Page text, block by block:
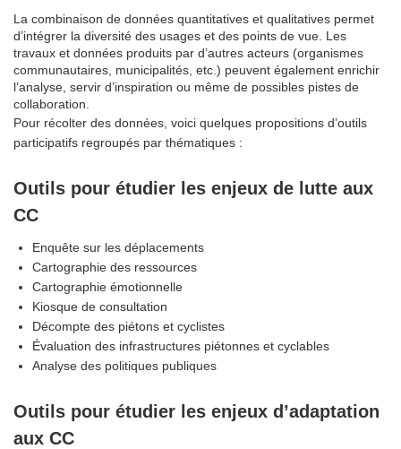
La combinaison de données quantitatives et qualitatives permet
d’intégrer la diversité des usages et des points de vue. Les
travaux et données produits par d’autres acteurs (organismes
communautaires, municipalités, etc.) peuvent également enrichir
l’analyse, servir d’inspiration ou même de possibles pistes de
collaboration.
Pour récolter des données, voici quelques propositions d’outils
participatifs regroupés par thématiques :
Outils pour étudier les enjeux de lutte aux
CC
Enquête sur les déplacements
Cartographie des ressources
Cartographie émotionnelle
Kiosque de consultation
Décompte des piétons et cyclistes
Évaluation des infrastructures piétonnes et cyclables
Analyse des politiques publiques
Outils pour étudier les enjeux d’adaptation
aux CC